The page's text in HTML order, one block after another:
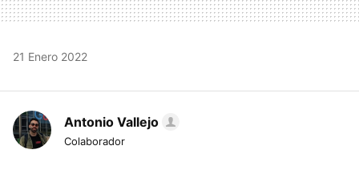
21 Enero 2022
Antonio Vallejo
Colaborador